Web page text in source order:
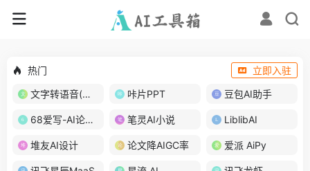
热门
立即入驻
文字转语音(琅琅配音)
咔片PPT 豆包AI助手
68爱写-AI论文写作 笔灵AI小说 LiblibAI
堆友AI设计 论文降AIGC率 爱派 AiPy